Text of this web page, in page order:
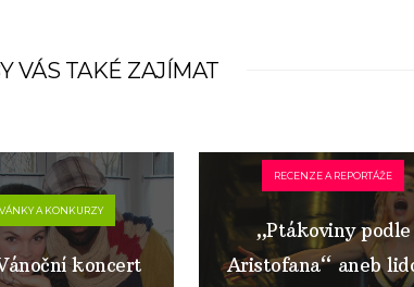
VÁS TAKÉ ZAJÍMAT
A KONKURZY
koncert
RECENZE A REPORTÁŽE
„Ptákoviny podle
Aristofana“ aneb